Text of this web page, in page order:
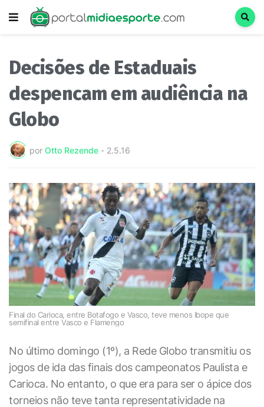
Decisões de Estaduais
despencam em audiência na
Globo
por Otto Rezende - 2.5.16
Final do Carioca, entre Botafogo e Vasco, teve menos Ibope que
semifinal entre Vasco e Flamengo
No último domingo (1º), a Rede Globo transmitiu os
jogos de ida das finais dos campeonatos Paulista e
Carioca. No entanto, o que era para ser o ápice dos
torneios não teve tanta representatividade na